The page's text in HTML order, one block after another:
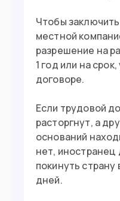
Въезд в
Документ
Виза
Чтобы
местной
разрешение на
1 год или на
договоре.
Если трудовой
расторгнут, а
оснований
нет,
покинуть страну
дней.